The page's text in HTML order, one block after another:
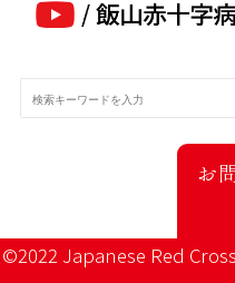
お
©2022 Japanese Red